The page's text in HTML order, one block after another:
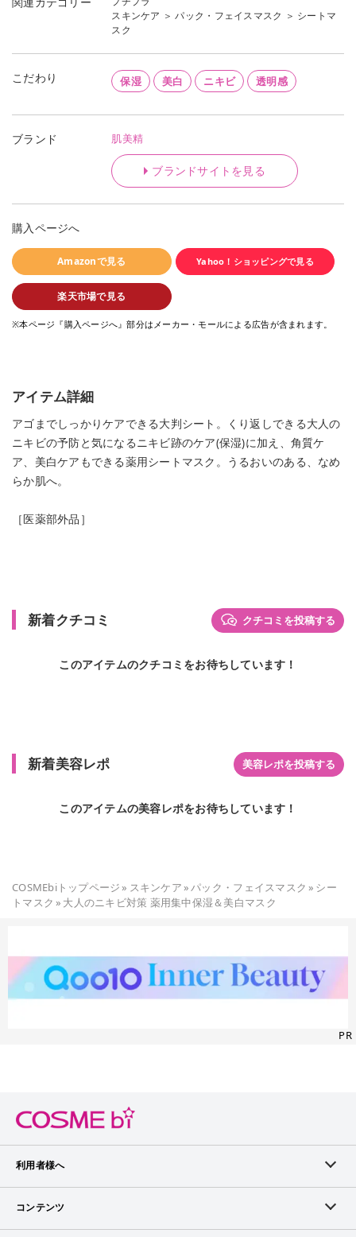
スキンケア ＞パック・フェイスマスク ＞ シートマ
スク
こだわり 保湿 美白 ニキビ 透明感
ブランド 肌美精
ブランドサイトを見る
購入ページへ
Amazonで見る Yahoo！ショッピングで見る
楽天市場で見る
※本ページ『購入ページへ』部分はメーカー・モールによる広告が含まれます。
アイテム詳細
アゴまでしっかりケアできる大判シート。くり返しできる大人の
ニキビの予防と気になるニキビ跡のケア(保湿)に加え、角質ケ
ア、美白ケアもできる薬用シートマスク。うるおいのある、なめ
らか肌へ。
［医薬部外品］
新着クチコミ クチコミを投稿する
このアイテムのクチコミをお待ちしています！
新着美容レポ 美容レポを投稿する
このアイテムの美容レポをお待ちしています！
COSMEbiトップページ» スキンケア»パック・フェイスマスク » シー
トマスク » 大人のニキビ対策 薬用集中保湿＆美白マスク
PR
利用者様へ
メンバーログイン
コンテンツ